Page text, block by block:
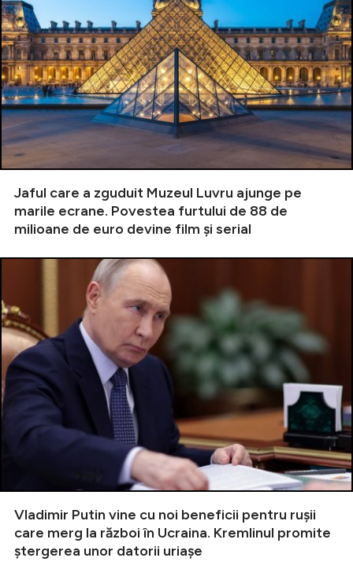
Jaful care a zguduit Muzeul Luvru ajunge pe
marile ecrane. Povestea furtului de 88 de
milioane de euro devine film și serial
Vladimir Putin vine cu noi beneficii pentru rușii
care merg la război în Ucraina. Kremlinul promite
ștergerea unor datorii uriașe